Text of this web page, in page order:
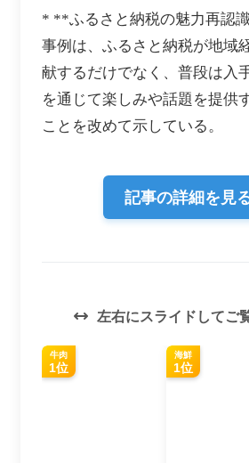
* **ふるさと納税の魅力再認
事例は、ふるさと納税が地域
献するだけでなく、普段は入
を通じて楽しみや話題を提供
ことを改めて示している。
記事の詳細を見
左右にスライドしてご
牛肉
1位
海鮮
1位